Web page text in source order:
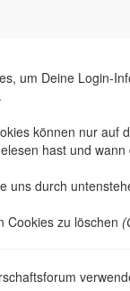
um Deine Login-
können nur auf
hast und
uns durch
Cookies zu löschen